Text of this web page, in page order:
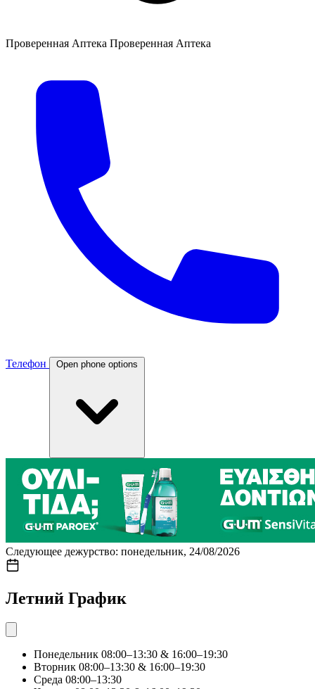
Проверенная Аптека Проверенная Аптека
Телефон Open phone options
Следующее дежурство: понедельник, 24/08/2026
Летний График
Понедельник 08:00–13:30 & 16:00–19:30
Вторник 08:00–13:30 & 16:00–19:30
Среда 08:00–13:30